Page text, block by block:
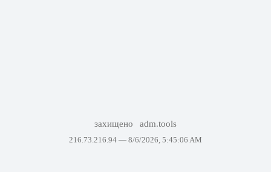
захищено adm.tools
216.73.216.94 — 8/6/2026, 5:45:06 AM